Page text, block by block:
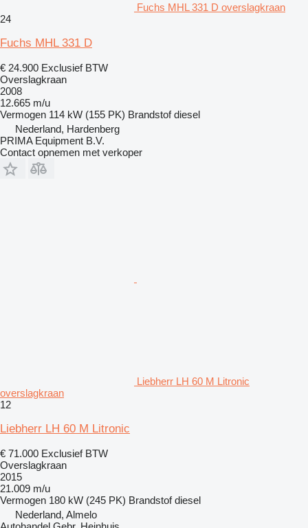
Fuchs MHL 331 D overslagkraan
24
Fuchs MHL 331 D
€ 24.900 Exclusief BTW
Overslagkraan
2008
12.665 m/u
Vermogen 114 kW (155 PK) Brandstof diesel
Nederland, Hardenberg
PRIMA Equipment B.V.
Contact opnemen met verkoper
Liebherr LH 60 M Litronic
overslagkraan
12
Liebherr LH 60 M Litronic
€ 71.000 Exclusief BTW
Overslagkraan
2015
21.009 m/u
Vermogen 180 kW (245 PK) Brandstof diesel
Nederland, Almelo